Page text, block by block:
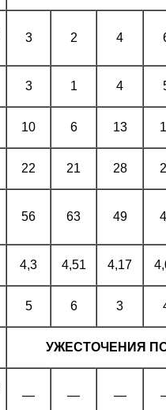
3 2 4
3 1 4
10 6 13
22 21 28
56 63 49
4,3 4,51 4,17
5 6 3
УЖЕСТОЧЕНИЯ
— — —